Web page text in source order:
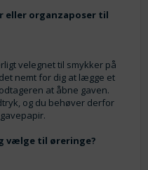
eller organzaposer til
velegnet til smykker på
nemt for dig at lægge et
at åbne gaven.
og du behøver derfor
vælge til øreringe?